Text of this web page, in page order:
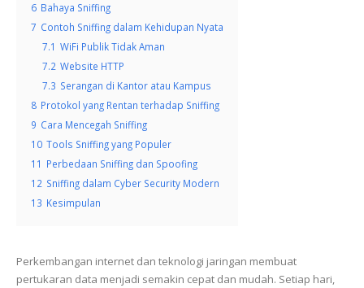
6 Bahaya Sniffing
7 Contoh Sniffing dalam Kehidupan Nyata
7.1 WiFi Publik Tidak Aman
7.2 Website HTTP
7.3 Serangan di Kantor atau Kampus
8 Protokol yang Rentan terhadap Sniffing
9 Cara Mencegah Sniffing
10 Tools Sniffing yang Populer
11 Perbedaan Sniffing dan Spoofing
12 Sniffing dalam Cyber Security Modern
13 Kesimpulan
Perkembangan internet dan teknologi jaringan membuat
pertukaran data menjadi semakin cepat dan mudah. Setiap hari,